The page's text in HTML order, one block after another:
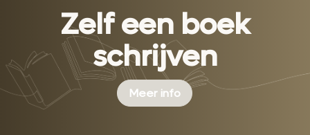
Zelf een boek
schrijven
Meer info